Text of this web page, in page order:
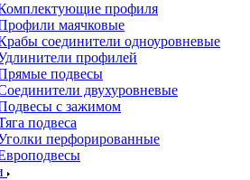
профиля
маячковые
соединители одноуровневые
профилей
подвесы
двухуровневые
с зажимом
подвеса
перфорированные